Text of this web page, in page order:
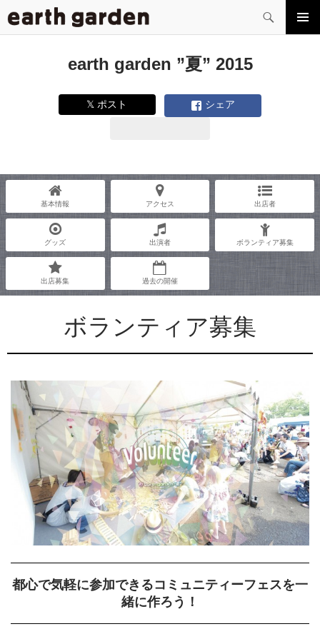
索
コ
earth garden ”夏” 2015
𝕏 ポスト シェア
基本情報 アクセス 出店者
グッズ 出演者 ボランティア募集
出店募集 過去の開催
ボランティア募集
都心で気軽に参加できるコミュニティーフェスを一
緒に作ろう！